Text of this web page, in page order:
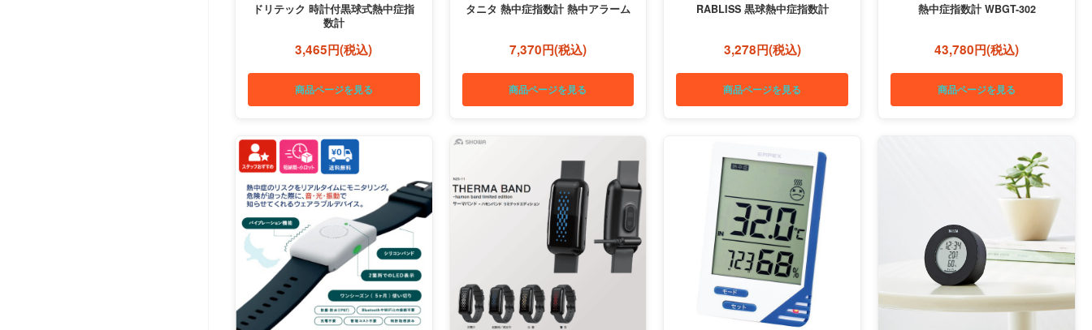
ドリテック 時計付黒球式熱中症指
数計
3,465円(税込)
商品ページを見る
タニタ 熱中症指数計 熱中アラーム
7,370円(税込)
商品ページを見る
RABLISS 黒球熱中症指数計
3,278円(税込)
商品ページを見る
熱中症指数計 WBGT-302
43,780円(税込)
商品ページを見る